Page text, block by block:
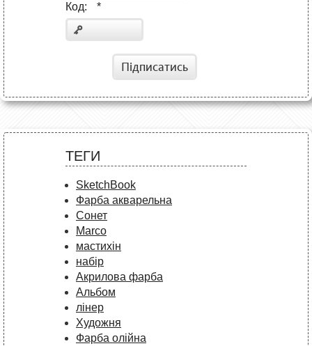
Код: *
Підписатись
ТЕГИ
SketchBook
Фарба акварельна
Сонет
Marco
мастихін
набір
Акрилова фарба
Альбом
лінер
Художня
Фарба олійна